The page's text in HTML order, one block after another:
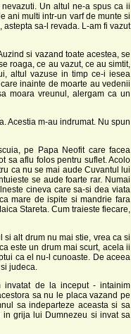
Un altul ne-a spus ca ii
ani multi intr-un varf de munte si
sa-l revada. L-am fi vazut
si vazand toate acestea, se
roaga, ce au vazut, ce au simtit,
altul vazuse in timp ce-i iesea
inainte de moarte au vedenii
moara vreunul, alergam ca un
Acestia m-au indrumat. Nu spun
pe Papa Neofit care facea
sa aflu folos pentru suflet. Acolo
ca nu se mai aude Cuvantul lui
se aude foarte rar. Numai
cineva care sa-si dea viata
mare de ispite si mandrie fara
Stareta. Cum traieste fiecare,
alt drum nu mai stie, vrea ca si
este un drum mai scurt, acela ii
ca el nu-l cunoaste. De aceea
judeca.
de la inceput - intainim
sa nu le placa vazand pe
sa indeparteze aceasta si sa
grija lui Dumnezeu si invat sa